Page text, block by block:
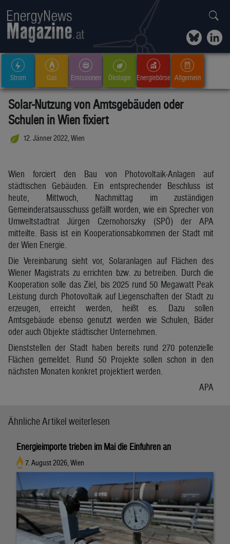
Strom Gas Emissionen Ökologie Energiebörse Allgemein
Solar-Nutzung von Amtsgebäuden oder
Schulen in Wien fixiert
12. Jänner 2022, Wien
Wien forciert den Bau von Photovoltaik-Anlagen auf
städtischen Gebäuden. Ein entsprechender Beschluss ist
heute, Mittwoch, Nachmittag im zuständigen
Gemeinderatsausschuss gefällt worden, wie ein Sprecher von
Umweltstadtrat Jürgen Czernohorszky (SPÖ) der APA
mitteilte. Basis ist ein Kooperationsabkommen der Stadt mit
der Wien Energie.
Die Vereinbarung sieht vor, Solaranlagen auf Flächen des
Wiener Magistrats zu errichten bzw. zu betreiben. Durch die
Kooperation solle das Ziel, bis 2025 rund 50 Megawatt Peak
Leistung durch Photovoltaik auf Liegenschaften der Stadt zu
erzeugen, erreicht werden, heißt es. Dazu sollen
Amtsgebäude ebenso genutzt werden wie Schulen, Bäder
oder auch Objekte städtischer Unternehmen.
Dienststellen der Stadt haben bereits rund 270 potenzielle
Flächen gemeldet. Rund 50 Projekte sollen schon in den
nächsten Monaten konkret projektiert werden.
APA
Ähnliche Artikel weiterlesen
Energieimporte trieben im Mai die Einfuhren an
7. August 2026, Wien